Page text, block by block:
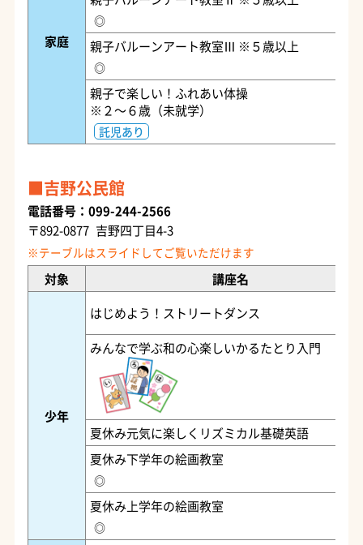
家庭
◎
親子バルーンアート教室Ⅲ ※５歳以上
◎
親子で楽しい！ふれあい体操
※２～６歳（未就学）
託児あり
吉野公民館
電話番号：099-244-2566
〒892-0877 吉野四丁目4-3
対象 講座名
少年
はじめよう！ストリートダンス
みんなで学ぶ和の心楽しいかるたとり入門
夏休み元気に楽しくリズミカル基礎英語
夏休み下学年の絵画教室
◎
夏休み上学年の絵画教室
◎